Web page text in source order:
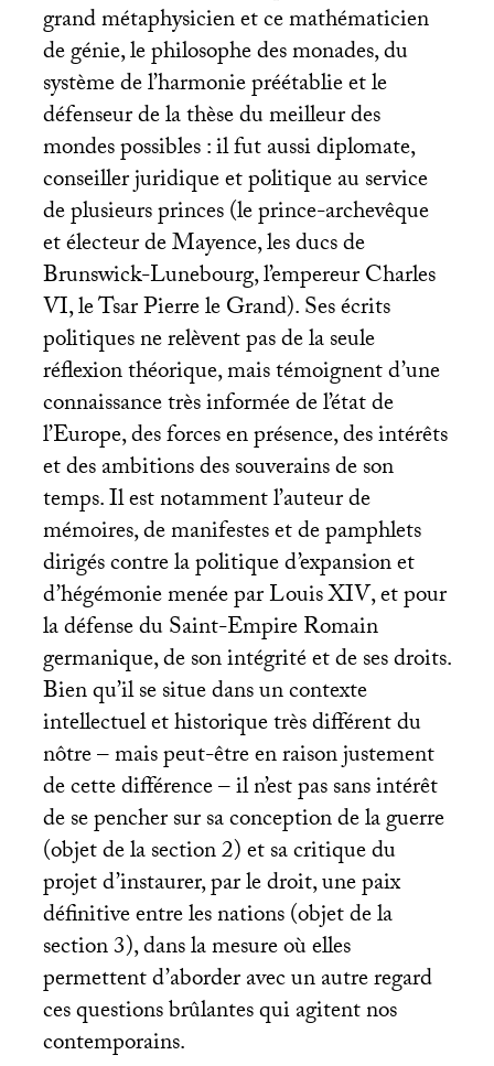
grand métaphysicien et ce mathématicien
de génie, le philosophe des monades, du
système de l’harmonie préétablie et le
défenseur de la thèse du meilleur des
mondes possibles : il fut aussi diplomate,
conseiller juridique et politique au service
de plusieurs princes (le prince-archevêque
et électeur de Mayence, les ducs de
Brunswick-Lunebourg, l’empereur Charles
VI, le Tsar Pierre le Grand). Ses écrits
politiques ne relèvent pas de la seule
réflexion théorique, mais témoignent d’une
connaissance très informée de l’état de
l’Europe, des forces en présence, des intérêts
et des ambitions des souverains de son
temps. Il est notamment l’auteur de
mémoires, de manifestes et de pamphlets
dirigés contre la politique d’expansion et
d’hégémonie menée par LouisXIV, et pour
la défense du Saint-Empire Romain
germanique, de son intégrité et de ses droits.
Bien qu’il se situe dans un contexte
intellectuel et historique très différent du
nôtre – mais peut-être en raison justement
de cette différence – il n’est pas sans intérêt
de se pencher sur sa conception de la guerre
(objet de la section 2) et sa critique du
projet d’instaurer, par le droit, une paix
définitive entre les nations (objet de la
section 3), dans la mesure où elles
permettent d’aborder avec un autre regard
ces questions brûlantes qui agitent nos
contemporains.